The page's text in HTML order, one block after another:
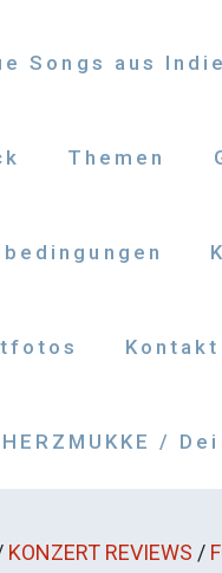
Songs aus
Themen
HERZMUKKE /
KONZERT REVIEWS /